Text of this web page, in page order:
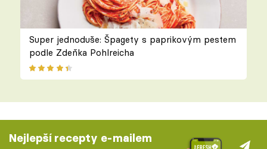
Super jednoduše: Špagety s paprikovým pestem
podle Zdeňka Pohlreicha
Nejlepší recepty e-mailem